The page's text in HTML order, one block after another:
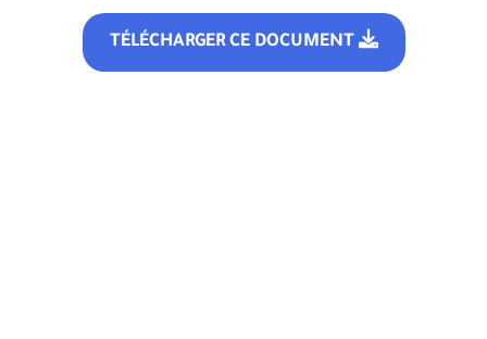
TÉLÉCHARGER CE DOCUMENT